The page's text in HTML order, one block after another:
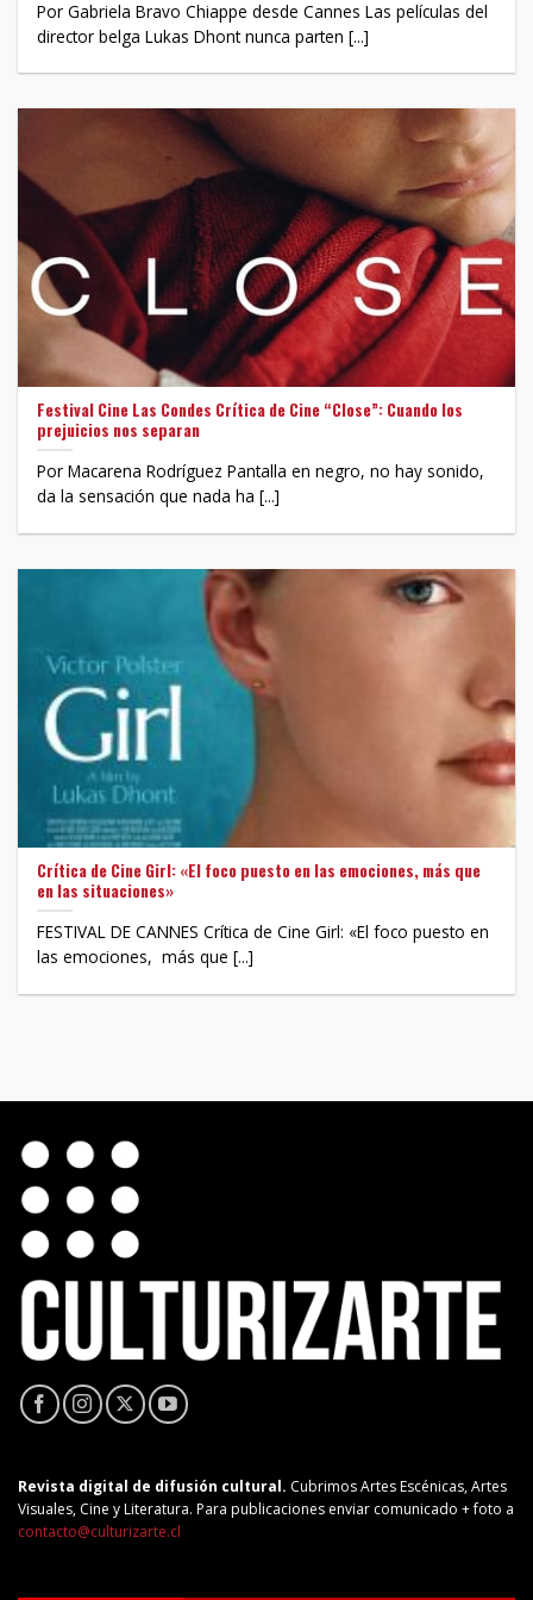
Por Gabriela Bravo Chiappe desde Cannes Las películas del
director belga Lukas Dhont nunca parten [...]
Festival Cine Las Condes Crítica de Cine “Close”: Cuando los
prejuicios nos separan
Por Macarena Rodríguez Pantalla en negro, no hay sonido,
da la sensación que nada ha [...]
Crítica de Cine Girl: «El foco puesto en las emociones, más que
en las situaciones»
FESTIVAL DE CANNES Crítica de Cine Girl: «El foco puesto en
las emociones, más que [...]
Revista digital de difusión cultural. Cubrimos Artes Escénicas, Artes
Visuales, Cine y Literatura. Para publicaciones enviar comunicado + foto a
contacto@culturizarte.cl